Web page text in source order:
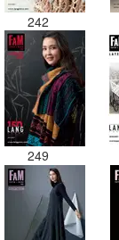
242
249